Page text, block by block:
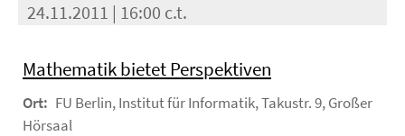
24.11.2011 | 16:00 c.t.
Mathematik bietet Perspektiven
Ort: FU Berlin, Institut für Informatik, Takustr. 9, Großer
Hörsaal